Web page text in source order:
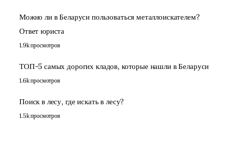
Можно ли в Беларуси пользоваться металлоискателем?
Ответ юриста
1.9k просмотров
ТОП-5 самых дорогих кладов, которые нашли в Беларуси
1.6k просмотров
Поиск в лесу, где искать в лесу?
1.5k просмотров